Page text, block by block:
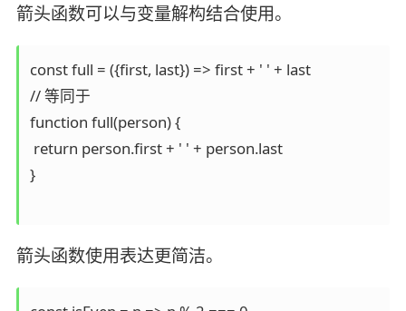
箭头函数可以与变量解构结合使用。
const full = ({first, last}) => first + ' ' + last
// 等同于
function full(person) {
return person.first + ' ' + person.last
}
箭头函数使用表达更简洁。